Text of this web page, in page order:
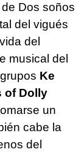
Dos soños
del vigués
del
musical del
Ke
of Dolly
un
cabe la
del